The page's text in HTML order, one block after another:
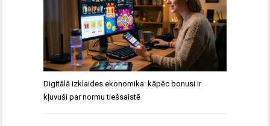
Digitālā izklaides ekonomika: kāpēc bonusi ir
kļuvuši par normu tiešsaistē